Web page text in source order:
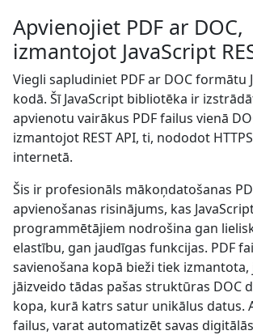
Apvienojiet PDF ar DOC,
izmantojot JavaScript
Viegli sapludiniet PDF ar DOC formātu
kodā. Šī JavaScript bibliotēka ir
apvienotu vairākus PDF failus vienā
izmantojot REST API, ti, nododot
internetā.
Šis ir profesionāls mākoņdatošanas
apvienošanas risinājums, kas
programmētājiem nodrošina gan
elastību, gan jaudīgas funkcijas. PDF
savienošana kopā bieži tiek izmantota,
jāizveido tādas pašas struktūras DOC
kopa, kurā katrs satur unikālus datus.
failus, varat automatizēt savas